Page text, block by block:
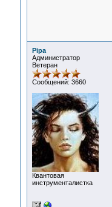
Pipa
Администратор
Ветеран
Сообщений: 3660
Квантовая
инструменталистка